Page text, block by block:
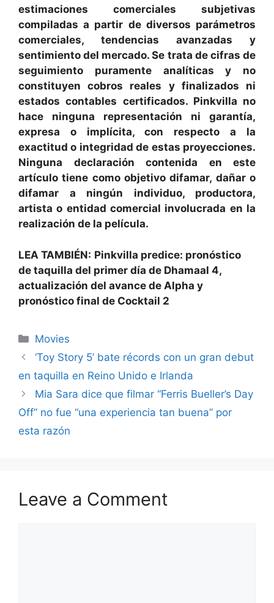
estimaciones comerciales subjetivas
compiladas a partir de diversos parámetros
comerciales, tendencias avanzadas y
sentimiento del mercado. Se trata de cifras de
seguimiento puramente analíticas y no
constituyen cobros reales y finalizados ni
estados contables certificados. Pinkvilla no
hace ninguna representación ni garantía,
expresa o implícita, con respecto a la
exactitud o integridad de estas proyecciones.
Ninguna declaración contenida en este
artículo tiene como objetivo difamar, dañar o
difamar a ningún individuo, productora,
artista o entidad comercial involucrada en la
realización de la película.
LEA TAMBIÉN: Pinkvilla predice: pronóstico
de taquilla del primer día de Dhamaal 4,
actualización del avance de Alpha y
pronóstico final de Cocktail 2
Categories
Movies
‘Toy Story 5’ bate récords con un gran debut
en taquilla en Reino Unido e Irlanda
Mia Sara dice que filmar “Ferris Bueller’s Day
Off” no fue “una experiencia tan buena” por
esta razón
Leave a Comment